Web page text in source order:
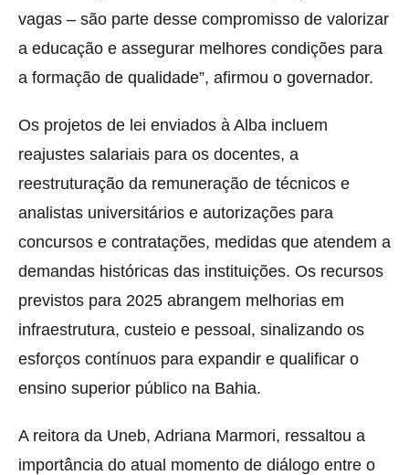
vagas – são parte desse compromisso de valorizar
a educação e assegurar melhores condições para
a formação de qualidade”, afirmou o governador.
Os projetos de lei enviados à Alba incluem
reajustes salariais para os docentes, a
reestruturação da remuneração de técnicos e
analistas universitários e autorizações para
concursos e contratações, medidas que atendem a
demandas históricas das instituições. Os recursos
previstos para 2025 abrangem melhorias em
infraestrutura, custeio e pessoal, sinalizando os
esforços contínuos para expandir e qualificar o
ensino superior público na Bahia.
A reitora da Uneb, Adriana Marmori, ressaltou a
importância do atual momento de diálogo entre o